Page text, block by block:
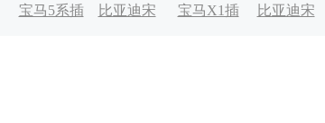
EV200 EV
宝马5系插 比亚迪宋 宝马X1插 比亚迪宋